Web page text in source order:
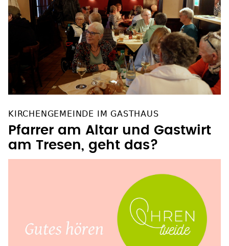
KIRCHENGEMEINDE IM GASTHAUS
Pfarrer am Altar und Gastwirt
am Tresen, geht das?